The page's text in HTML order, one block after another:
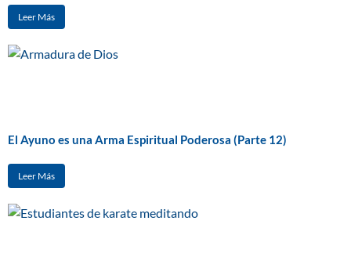
Leer Más
El Ayuno es una Arma Espiritual Poderosa (Parte 12)
Leer Más